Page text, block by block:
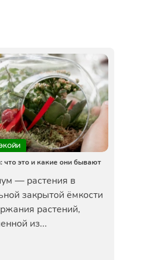
что это и какие они бывают
— растения в
закрытой ёмкости
растений,
из...